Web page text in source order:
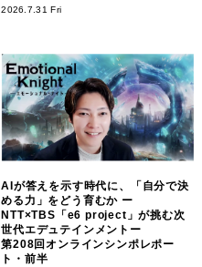
2026.7.31 Fri
AIが答えを示す時代に、「自分で決
める力」をどう育むか ー
NTT×TBS「e6 project」が挑む次
世代エデュテインメントー
第208回オンラインシンポレポー
ト・前半